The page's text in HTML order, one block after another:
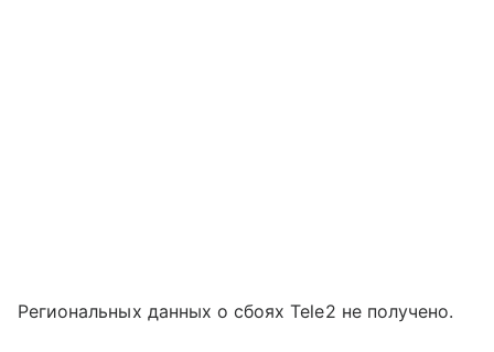
Региональных данных о сбоях Tele2 не получено.